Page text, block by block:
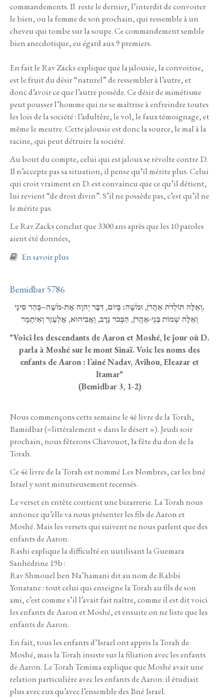
commandements. Il reste le dernier, l’interdit de convoiter
le bien, ou la femme de son prochain, qui ressemble à un
cheveu qui tombe sur la soupe. Ce commandement semble
bien anecdotique, eu égard aux 9 premiers.
En fait le Rav Zacks explique que la jalousie, la convoitise,
est le fruit du désir “naturel” de ressembler à l’autre, et
donc d’avoir ce que l’autre possède. Ce désir de mimétisme
peut pousser l’homme qui ne se maîtrise à enfreindre toutes
les lois de la société : l’adultère, le vol, le faux témoignage, et
même le meutre. Cette jalousie est donc la source, le mal à la
racine, qui peut détruire la société.
Au bout du compte, celui qui est jaloux se révolte contre D.
Il n’accepte pas sa situation, il pense qu’il mérite plus. Celui
qui croit vraiment en D. est convaincu que ce qu’il détient,
lui revient “de droit divin”. S’il ne possède pas, c’est qu’il ne
le mérite pas.
Le Rav Zacks conclut que 3300 ans après que les 10 paroles
aient été données,
En savoir plus
Bemidbar 5786
וְאֵלֶּה תּוֹלְדֹת אַהֲרֹן, וּמֹשֶׁה: בְּיוֹם, דִּבֶּר יְהוָה אֶת-מֹשֶׁה--בְּהַר סִינָי.
וְאֵלֶּה שְׁמוֹת בְּנֵי-אַהֲרֹן, הַבְּכֹר נָדָב, וַאֲבִיהוּא, אֶלְעָזָר וְאִיתָמָר
"Voici les descendants de Aaron et Moshé, le jour où D.
parla à Moshé sur le mont Sinaï. Voic les noms des
enfants de Aaron : l’aîné Nadav, Avihou, Eleazar et
Itamar"
(Bemidbar 3, 1-2)
Nous commençons cette semaine le 4è livre de la Torah,
Bamidbar (=littéralement « dans le désert »). Jeudi soir
prochain, nous fêterons Chavouot, la fête du don de la
Torah.
Ce 4è livre de la Torah est nommé Les Nombres, car les bné
Israel y sont minutieusement recensés.
Le verset en entête contient une bizarrerie. La Torah nous
annonce qu’elle va nous présenter les fils de Aaron et
Moshé. Mais les versets qui suivent ne nous parlent que des
enfants de Aaron.
Rashi explique la difficulté en uutilisant la Guemara
Sanhédrine 19b :
Rav Shmouel ben Na’hamani dit au nom de Rabbi
Yonatane : tout celui qui enseigne la Torah au fils de son
ami, c’est comme s’il l’avait fait naître, comme il est dit voici
les enfants de Aaron et Moshé, et ensuite on ne liste que les
enfants de Aaron.
En fait, tous les enfants d’Israel ont appris la Torah de
Moshé, mais la Torah insiste sur la filiation avec les enfants
de Aaron. Le Torah Temima explique que Moshé avait une
relation particulière avec les enfants de Aaron: il étudiait
plus avec eux qu’avec l’ensemble des Bné Israel.